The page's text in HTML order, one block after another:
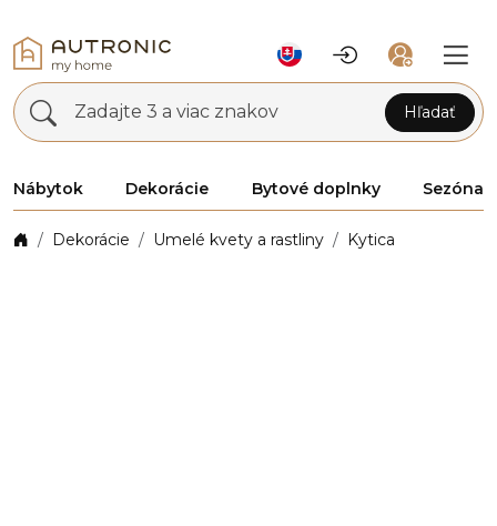
Zadajte 3 a viac znakov Hľadať
Nábytok Dekorácie Bytové doplnky Sezóna
Dekorácie Umelé kvety a rastliny Kytica